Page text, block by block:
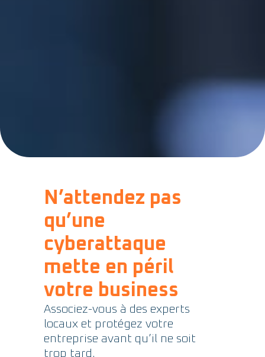
N’attendez pas
qu’une
cyberattaque
mette en péril
votre business
Associez-vous à des experts
locaux et protégez votre
entreprise avant qu’il ne soit
trop tard.